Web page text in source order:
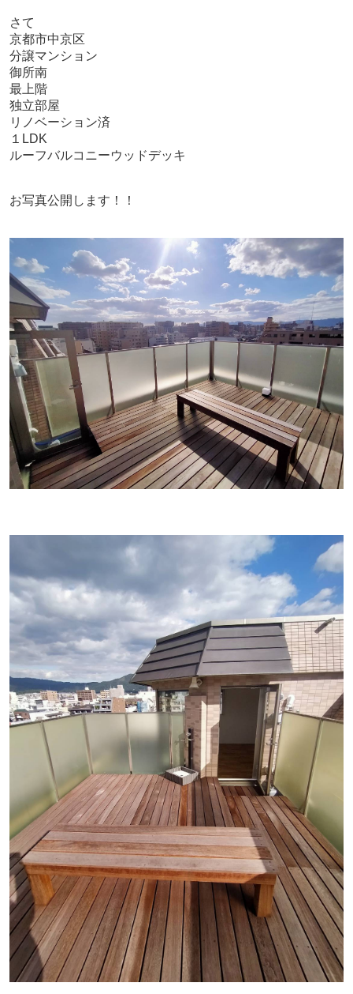
さて
京都市中京区
分譲マンション
御所南
最上階
独立部屋
リノベーション済
１LDK
ルーフバルコニーウッドデッキ
お写真公開します！！